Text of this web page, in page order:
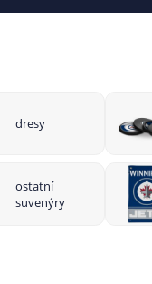
dresy
ostatní
suvenýry